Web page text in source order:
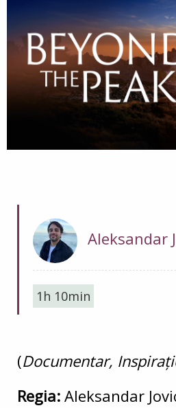
Aleksandar
1h 10min
(Documentar,
Regia: Aleksandar